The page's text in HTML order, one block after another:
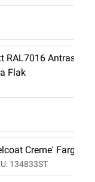
RAL7016 Antrasitt
Flak
Creme' Farge
134833ST